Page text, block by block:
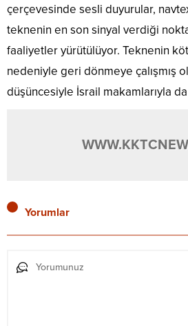
çerçevesinde sesli duyurular,
teknenin en son sinyal verdiği
faaliyetler yürütülüyor. Teknenin
nedeniyle geri dönmeye çalışmış
düşüncesiyle İsrail makamlarıyla
Yorumlar